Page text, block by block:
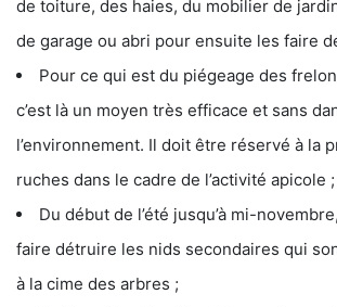
de toiture, des haies, du mobilier de
de garage ou abri pour ensuite les faire
Pour ce qui est du piégeage des
c’est là un moyen très efficace et sans
l’environnement. Il doit être réservé à la
ruches dans le cadre de l’activité apicole ;
Du début de l’été jusqu’à mi-
faire détruire les nids secondaires qui
à la cime des arbres ;